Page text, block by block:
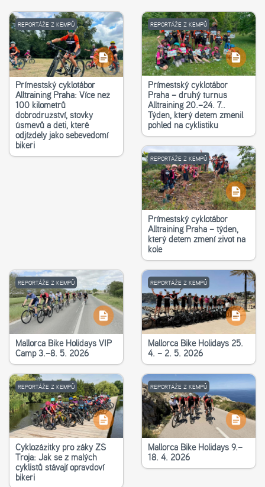
REPORTÁŽE Z KEMPŮ
Příměstský cyklotábor
Alltraining Praha: Více než
100 kilometrů
dobrodružství, stovky
úsměvů a děti, které
odjížděly jako sebevědomí
bikeři
REPORTÁŽE Z KEMPŮ
Příměstský cyklotábor
Praha – druhý turnus
Alltraining 20.–24. 7..
Týden, který dětem změnil
pohled na cyklistiku
REPORTÁŽE Z KEMPŮ
Příměstský cyklotábor
Alltraining Praha – týden,
který dětem změní život na
kole
REPORTÁŽE Z KEMPŮ
Mallorca Bike Holidays VIP
Camp 3.–8. 5. 2026
REPORTÁŽE Z KEMPŮ
Mallorca Bike Holidays 25.
4. – 2. 5. 2026
REPORTÁŽE Z KEMPŮ
Cyklozážitky pro žáky ZŠ
Troja: Jak se z malých
cyklistů stávají opravdoví
bikeři
REPORTÁŽE Z KEMPŮ
Mallorca Bike Holidays 9.–
18. 4. 2026